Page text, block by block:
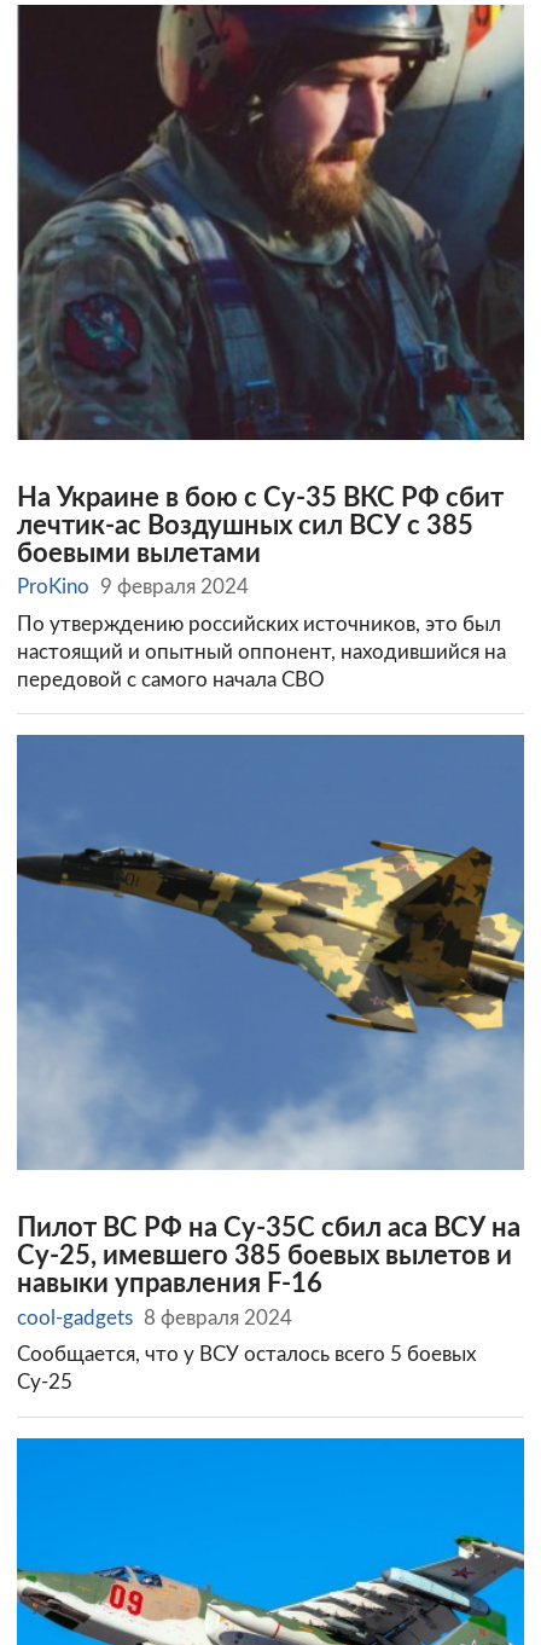
На Украине в бою с Су-35 ВКС РФ сбит
лечтик-ас Воздушных сил ВСУ с 385
боевыми вылетами
ProKino
9 февраля 2024
По утверждению российских источников, это был
настоящий и опытный оппонент, находившийся на
передовой с самого начала СВО
Пилот ВС РФ на Су-35С сбил аса ВСУ на
Су-25, имевшего 385 боевых вылетов и
навыки управления F-16
cool-gadgets 8 февраля 2024
Сообщается, что у ВСУ осталось всего 5 боевых
Су-25